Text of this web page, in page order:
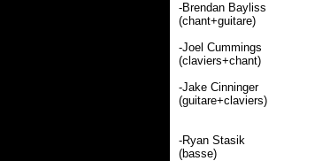
-Brendan Bayliss
(chant+guitare)
-Joel Cummings
(claviers+chant)
-Jake Cinninger
(guitare+claviers)
-Ryan Stasik
(basse)